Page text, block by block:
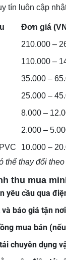
tín luôn cập
Đơn giá
210.000 –
110.000 –
35.000 –
25.000 –
8.000 –
2.000 –
10.000 –
thể thay đổi
thu mua
yêu cầu qua
và báo giá tận
mua bán
chuyên dụng